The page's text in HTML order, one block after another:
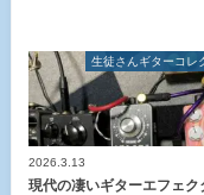
生徒さんギターコレ
2026.3.13
現代の凄いギターエフェク